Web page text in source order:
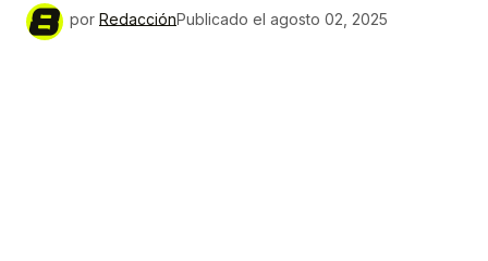
por RedacciónPublicado el agosto 02, 2025